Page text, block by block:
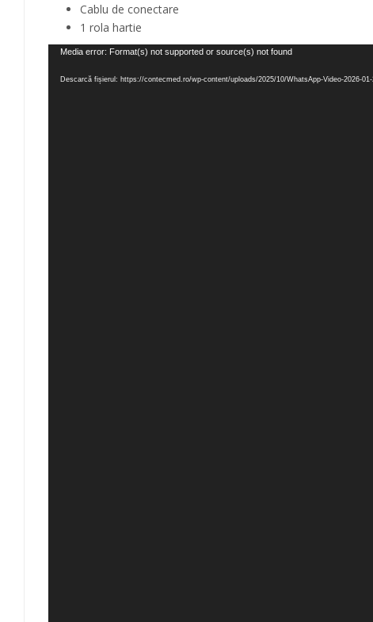
Cablu de conectare
1 rola hartie
Player
Media error: Format(s) not supported or source(s) not found
Descarcă fișierul: https://contecmed.ro/wp-content/uploads/2025/10/WhatsApp-Video-2026-